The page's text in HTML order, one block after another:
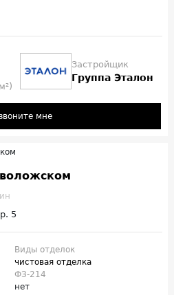
Застройщик
Группа Эталон
мне
5
Виды отделок
чистовая отделка
ФЗ-214
нет